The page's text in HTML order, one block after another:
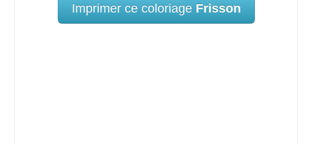
Imprimer ce coloriage Frisson